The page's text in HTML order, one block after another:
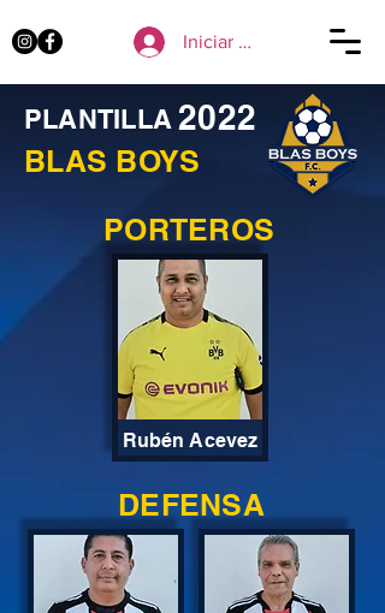
Iniciar sesión
PLANTILLA 2022
BLAS BOYS
PORTEROS
Rubén Acevez
DEFENSA